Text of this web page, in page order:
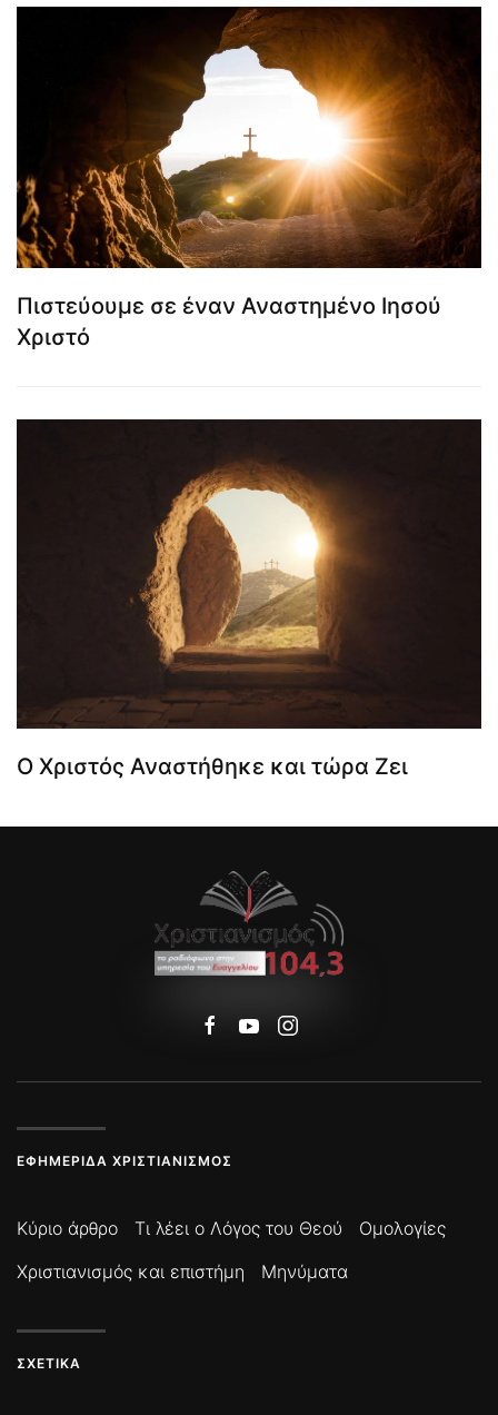
Πιστεύουμε σε έναν Αναστημένο Ιησού
Χριστό
Ο Χριστός Αναστήθηκε και τώρα Ζει
ΕΦΗΜΕΡΊΔΑ ΧΡΙΣΤΙΑΝΙΣΜΌΣ
Κύριο άρθρο Τι λέει ο Λόγος του Θεού
Ομολογίες
Χριστιανισμός και επιστήμη
Μηνύματα
ΣΧΕΤΙΚΆ